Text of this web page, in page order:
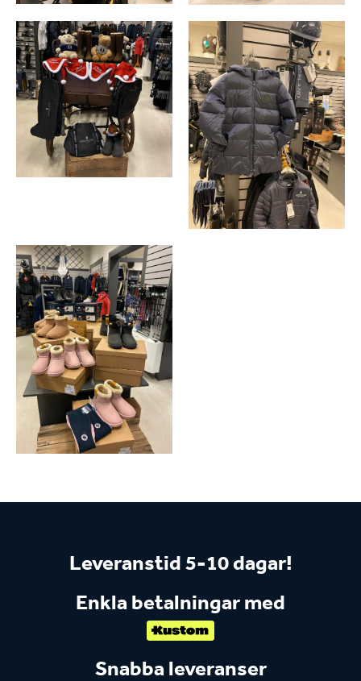
Leveranstid 5-10 dagar!
Enkla betalningar med
Snabba leveranser